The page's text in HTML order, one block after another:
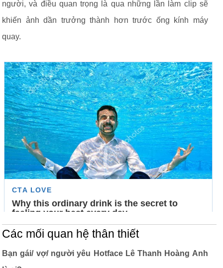
người, và điều quan trọng là qua những lần làm clip sẽ
khiến ảnh dần trưởng thành hơn trước ống kính máy
quay.
Các mối quan hệ thân thiết
Bạn gái/ vợ/ người yêu Hotface Lê Thanh Hoàng Anh